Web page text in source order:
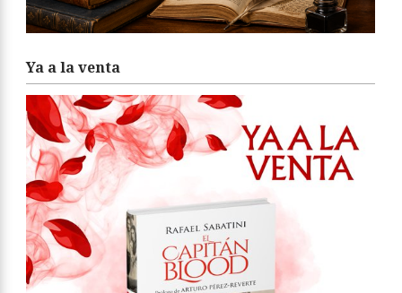
Ya a la venta